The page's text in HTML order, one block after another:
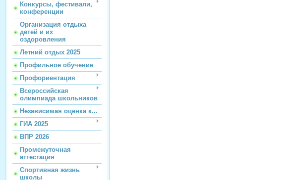
Конкурсы, фестивали,
конференции
Организация отдыха
детей и их
оздоровления
Летний отдых 2025
Профильное обучение
Профориентация
Всероссийская
олимпиада школьников
Независимая оценка к...
ГИА 2025
ВПР 2026
Промежуточная
аттестация
Спортивная жизнь
школы